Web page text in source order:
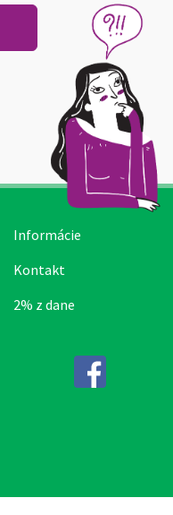
Informácie
Kontakt
2% z dane